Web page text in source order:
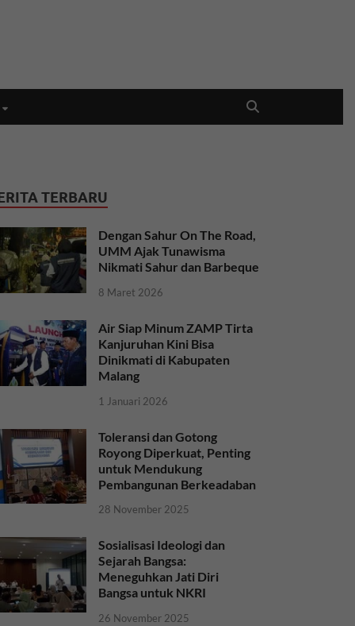
TERBARU
Dengan Sahur On The Road,
UMM Ajak Tunawisma
Nikmati Sahur dan Barbeque
8 Maret 2026
Air Siap Minum ZAMP Tirta
Kanjuruhan Kini Bisa
Dinikmati di Kabupaten
Malang
1 Januari 2026
Toleransi dan Gotong
Royong Diperkuat, Penting
untuk Mendukung
Pembangunan Berkeadaban
28 November 2025
Sosialisasi Ideologi dan
Sejarah Bangsa:
Meneguhkan Jati Diri
Bangsa untuk NKRI
26 November 2025